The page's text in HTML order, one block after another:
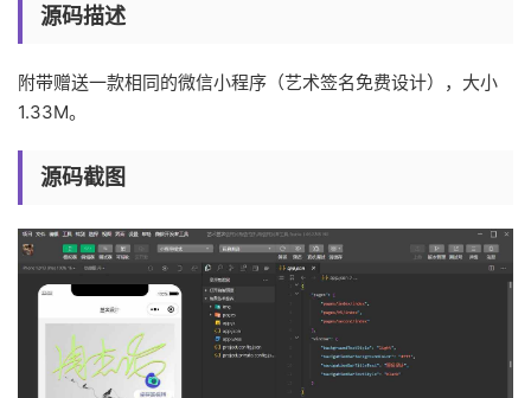
源码描述
附带赠送一款相同的微信小程序（艺术签名免费设计），大小
1.33M。
源码截图